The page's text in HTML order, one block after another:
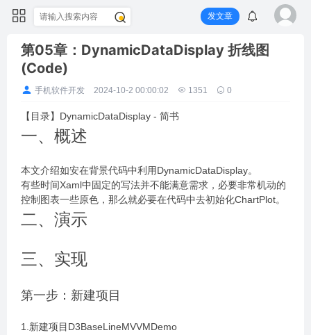
发文章
第05章：DynamicDataDisplay 折线图
(Code)
手机软件开发 2024-10-2 00:00:02 1351 0
【目录】DynamicDataDisplay - 简书
一、概述
本文介绍如安在背景代码中利用DynamicDataDisplay。
有些时间Xaml中固定的写法并不能满意需求，必要非常机动的
控制图表一些原色，那么就必要在代码中去初始化ChartPlot。
二、演示
三、实现
第一步：新建项目
1.新建项目D3BaseLineMVVMDemo